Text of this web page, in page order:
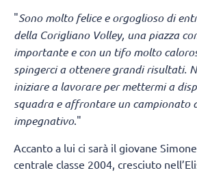
"Sono molto felice e orgoglioso di
della Corigliano Volley, una piazza
importante e con un tifo molto
spingerci a ottenere grandi risultati.
iniziare a lavorare per mettermi a
squadra e affrontare un campionato
impegnativo."
Accanto a lui ci sarà il giovane
centrale classe 2004, cresciuto